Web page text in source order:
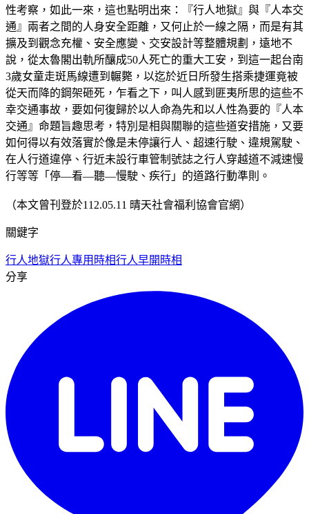
性考察，如此一來，這也點明出來：『行人地獄』與『人本交
通』兩者之間的人身安全距離，又何止於一線之隔，而是有其
擴及到觀念充權、安全應變、交安設計等整體規劃，遠地不
說，從太魯閣出軌所釀成50人死亡的重大工安，到這一起台南
3歲女童走斑馬線遭到輾斃，以迄於近日所發生搭乘捷運竟被
從天而降的鋼架砸死，乍看之下，叫人感到匪夷所思的這些不
幸交通事故，要如何復歸於以人命為先和以人性為要的『人本
交通』命題旨趣思考，特別是相與關聯的這些道安措施，又要
如何得以有效落實於像是未停讓行人、超速行駛、違規駕駛、
在人行道違停、行近未設行車管制號誌之行人穿越道不減速慢
行等等「停—看—聽—慢駛、疾行」的道路行動準則。
（本文曾刊登於112.05.11 晴天社會福利協會官網）
關鍵字
行人地獄行人專用時相行人早開時相
分享